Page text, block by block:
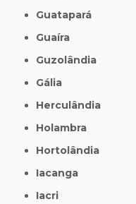
Guatapará
Guaíra
Guzolândia
Gália
Herculândia
Holambra
Hortolândia
Iacanga
Iacri